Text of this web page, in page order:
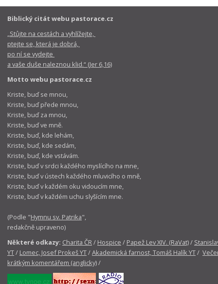
Biblický citát webu pastorace.cz
„Stůjte na cestách a vyhlížejte,
ptejte se, která je dobrá,
po ní se vydejte
a vaše duše naleznou klid.“ (Jer 6,16)
Motto webu pastorace.cz
Kriste, buď se mnou,
Kriste, buď přede mnou,
Kriste, buď za mnou,
Kriste, buď ve mně.
Kriste, buď, kde lehám,
Kriste, buď, kde sedám,
Kriste, buď, kde vstávám.
Kriste, buď v srdci každého myslícího na mne,
Kriste, buď v ústech každého mluvicího o mně,
Kriste, buď v každém oku vidoucím mne,
Kriste, buď v každém uchu slyšícím mne.
(Podle "Hymnu sv. Patrika",
redakčně upraveno)
Některé odkazy: Charita ČR/ Hospice / Papež Lev XIV. (RaVat)/
YT/ Lomec, Josef Prokeš YT/Akademická farnost, Tomáš Halík YT/
krátkým komentářem (anglicky)/